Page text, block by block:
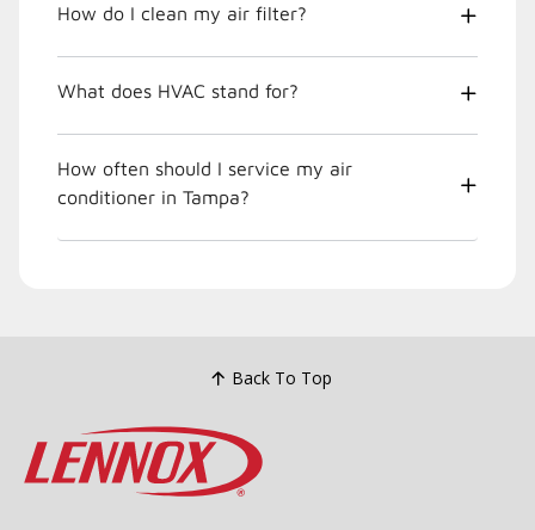
How do I clean my air filter?
What does HVAC stand for?
How often should I service my air
conditioner in Tampa?
Back To Top